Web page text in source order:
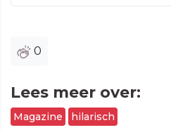
0
Lees meer over:
Magazine hilarisch